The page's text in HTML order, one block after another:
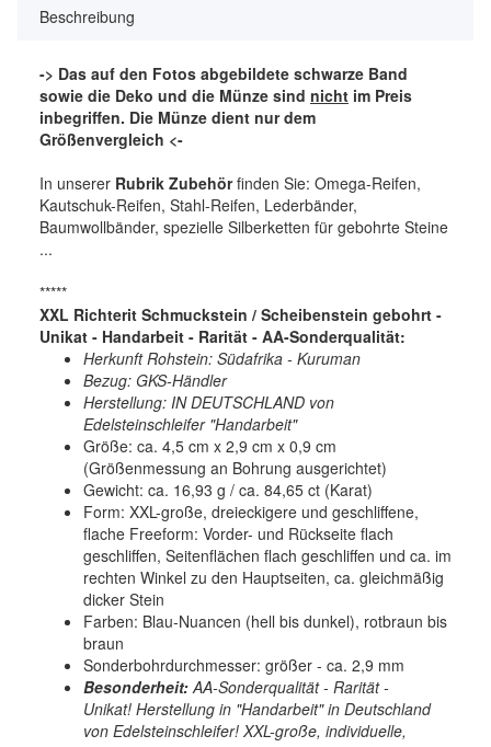
Beschreibung
-> Das auf den Fotos abgebildete schwarze Band
sowie die Deko und die Münze sind nicht im Preis
inbegriffen. Die Münze dient nur dem
Größenvergleich <-
In unserer Rubrik Zubehörfinden Sie: Omega-Reifen,
Kautschuk-Reifen, Stahl-Reifen, Lederbänder,
Baumwollbänder, spezielle Silberketten für gebohrte Steine
...
*****
XXL Richterit Schmuckstein / Scheibenstein gebohrt -
Unikat - Handarbeit - Rarität - AA-Sonderqualität:
Herkunft Rohstein: Südafrika - Kuruman
Bezug: GKS-Händler
Herstellung: IN DEUTSCHLAND von
Edelsteinschleifer "Handarbeit"
Größe: ca. 4,5 cm x 2,9 cm x 0,9 cm
(Größenmessung an Bohrung ausgerichtet)
Gewicht: ca. 16,93 g / ca. 84,65 ct (Karat)
Form: XXL-große, dreieckigere und geschliffene,
flache Freeform: Vorder- und Rückseite flach
geschliffen, Seitenflächen flach geschliffen und ca. im
rechten Winkel zu den Hauptseiten, ca. gleichmäßig
dicker Stein
Farben: Blau-Nuancen (hell bis dunkel), rotbraun bis
braun
Sonderbohrdurchmesser: größer - ca. 2,9 mm
Besonderheit: AA-Sonderqualität - Rarität -
Unikat! Herstellung in "Handarbeit" in Deutschland
von Edelsteinschleifer! XXL-große, individuelle,